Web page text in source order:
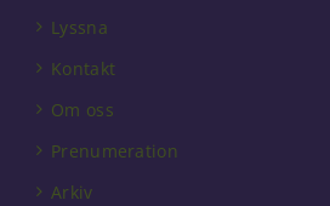
Lyssna
Kontakt
Om oss
Prenumeration
Arkiv